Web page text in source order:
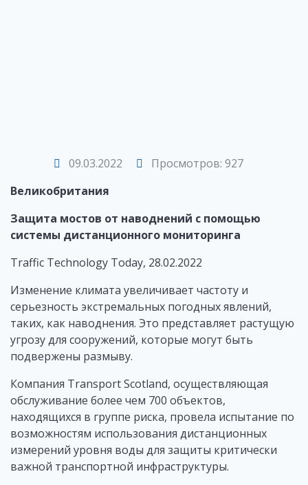
09.03.2022
Просмотров: 927
Великобритания
Защита мостов от наводнений с помощью
системы дистанционного мониторинга
Traffic Technology Today, 28.02.2022
Изменение климата увеличивает частоту и
серьезность экстремальных погодных явлений,
таких, как наводнения. Это представляет растущую
угрозу для сооружений, которые могут быть
подвержены размыву.
Компания Transport Scotland, осуществляющая
обслуживание более чем 700 объектов,
находящихся в группе риска, провела испытание по
возможностям использования дистанционных
измерений уровня воды для защиты критически
важной транспортной инфраструктуры.